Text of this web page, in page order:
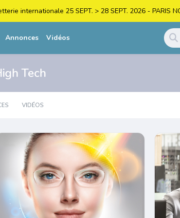
internationale 25 SEPT. > 28 SEPT. 2026 - PARIS
Annonces Vidéos
Tech
VIDÉOS